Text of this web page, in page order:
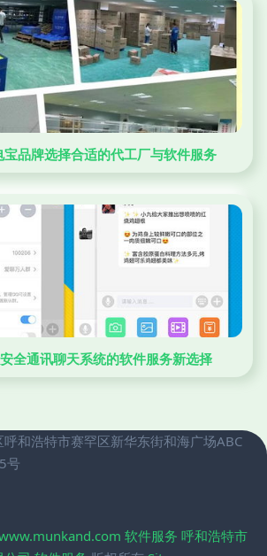
品牌选择合适的代工厂与软件服务
全通讯聊天系统的软件服务新选择
和浩特市赛罕区新华东街和海广场ABC
号
软件服务 呼和浩特市